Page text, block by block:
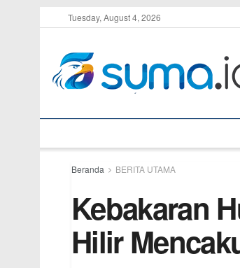
Tuesday, August 4, 2026
Beranda BERITA UTAMA
Kebakaran
Hilir